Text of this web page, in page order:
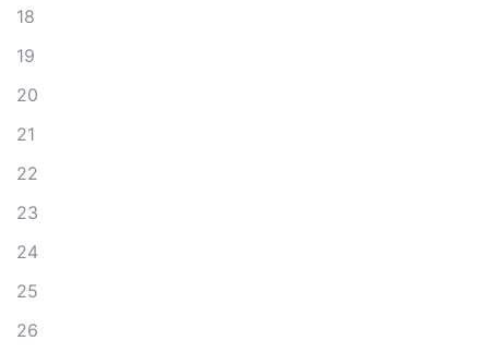
18
19
20
21
22
23
24
25
26